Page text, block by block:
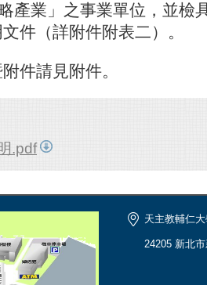
產業」之事業單位，並檢
件（詳附件附表二）。
件請見附件。
.pdf
天主教輔仁
24205 新北